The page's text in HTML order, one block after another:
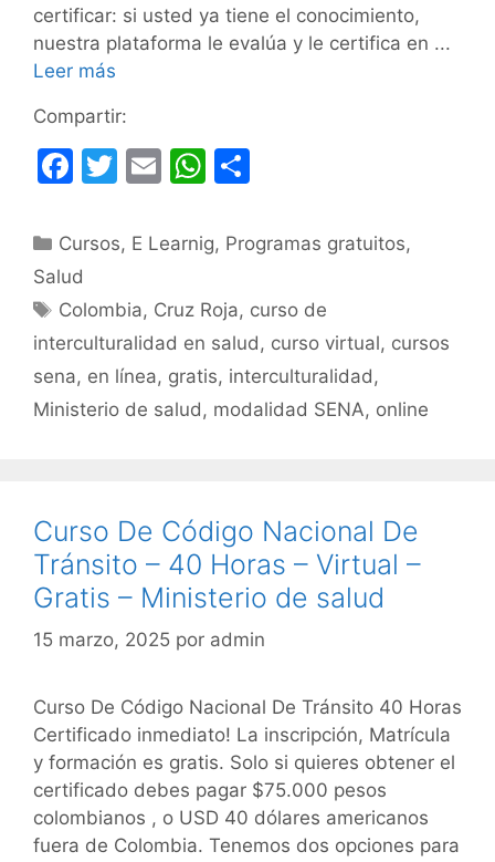
certificar: si usted ya tiene el conocimiento,
nuestra plataforma le evalúa y le certifica en ...
Leer más
Compartir:
F
c
e
b
o
o
k
T
itt
E
ai
W
at
A
p
p
m
ar
tir
Categorías
Cursos, E Learnig, Programas gratuitos,
Salud
Etiquetas
Colombia, Cruz Roja, curso de
interculturalidad en salud , curso virtual, cursos
sena, en línea, gratis, interculturalidad ,
Ministerio de salud , modalidad SENA, online
Curso De Código Nacional De
Tránsito – 40 Horas – Virtual –
Gratis – Ministerio de salud
15 marzo, 2025 por admin
Curso De Código Nacional De Tránsito 40 Horas
Certificado inmediato! La inscripción, Matrícula
y formación es gratis. Solo si quieres obtener el
certificado debes pagar $75.000 pesos
colombianos , o USD 40 dólares americanos
fuera de Colombia. Tenemos dos opciones para